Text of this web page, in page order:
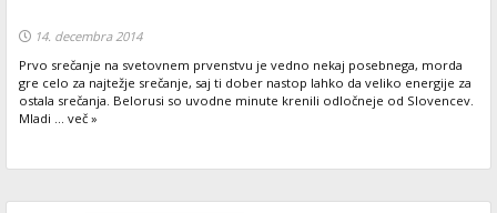
14. decembra 2014
Prvo srečanje na svetovnem prvenstvu je vedno nekaj posebnega, morda
gre celo za najtežje srečanje, saj ti dober nastop lahko da veliko energije za
ostala srečanja. Belorusi so uvodne minute krenili odločneje od Slovencev.
Mladi ... več »